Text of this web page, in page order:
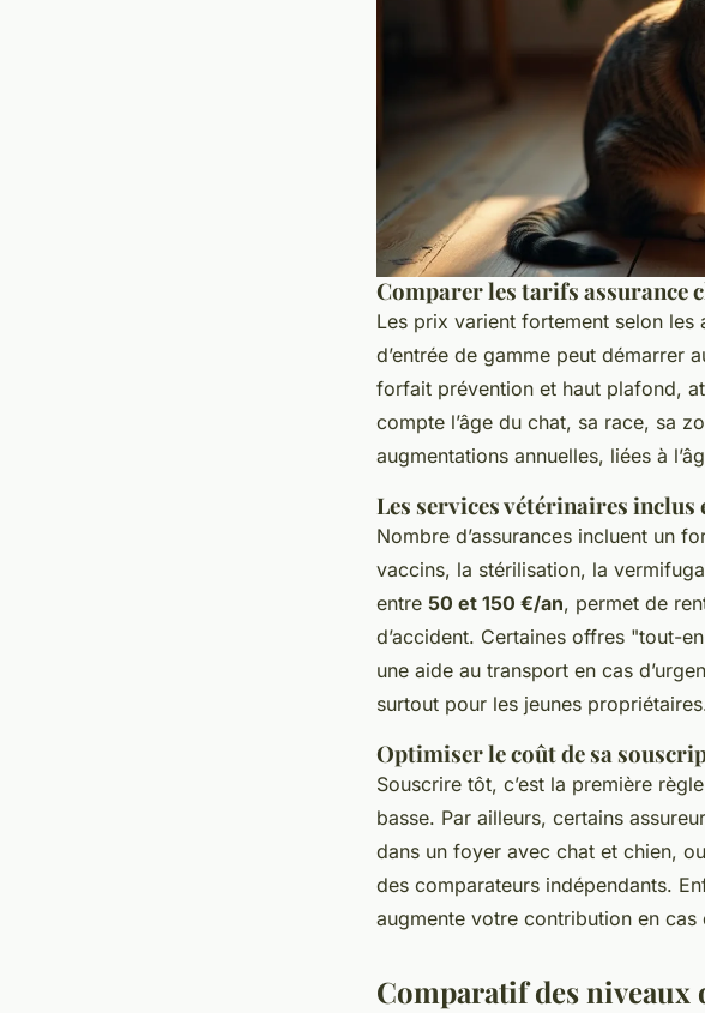
Comparer les tarifs assurance
Les prix varient fortement selon
d’entrée de gamme peut démarrer
forfait prévention et haut plafond,
compte l’âge du chat, sa race, sa
augmentations annuelles, liées à
Les services vétérinaires inclus
Nombre d’assurances incluent un
vaccins, la stérilisation, la
entre 50 et 150 €/an, permet de
d’accident. Certaines offres "tout-
une aide au transport en cas
surtout pour les jeunes
Optimiser le coût de sa
Souscrire tôt, c’est la première
basse. Par ailleurs, certains
dans un foyer avec chat et chien,
des comparateurs indépendants.
augmente votre contribution en
Comparatif des niveaux